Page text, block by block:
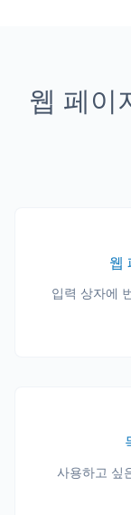
웹 페이
웹
입력 상자에
사용하고 싶